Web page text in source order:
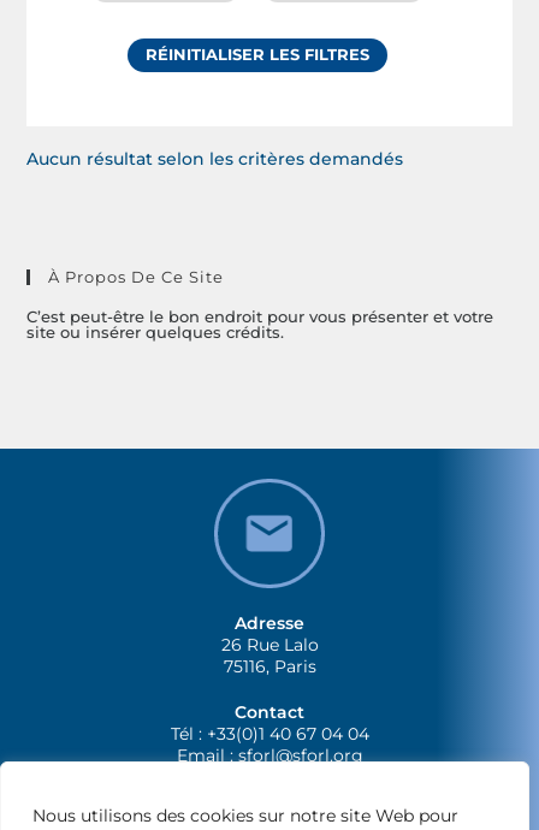
Nous utilisons des cookies sur notre site Web pour
RÉINITIALISER LES FILTRES
Aucun résultat selon les critères demandés
À Propos De Ce Site
C’est peut-être le bon endroit pour vous présenter et votre
site ou insérer quelques crédits.
Adresse
26 Rue Lalo
75116, Paris
Contact
Tél : +33(0)1 40 67 04 04
Email :sforl@sforl.org